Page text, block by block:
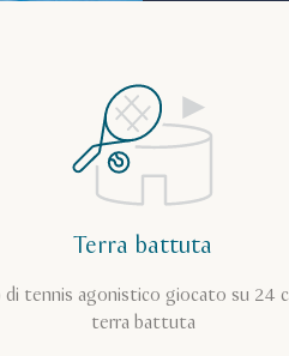
Terra battuta
di tennis agonistico giocato su 24
terra battuta